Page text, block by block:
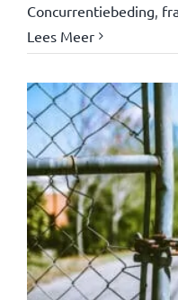
Concurrentiebeding
Lees Meer